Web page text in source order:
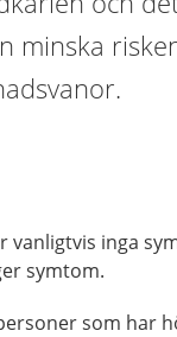
minska
inga
symtom.
som har